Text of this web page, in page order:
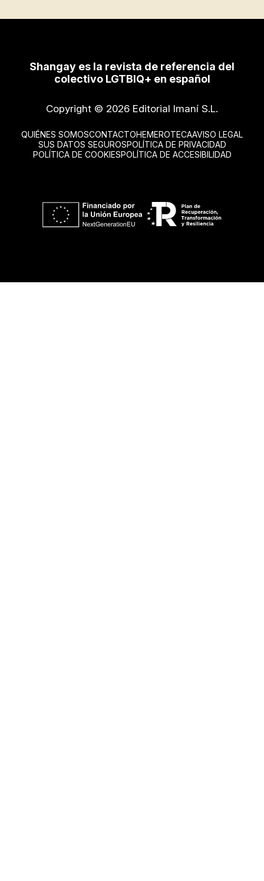
Shangay es la revista de referencia del
colectivo LGTBIQ+ en español
Copyright © 2026 Editorial Imaní S.L.
QUIÉNES SOMOSCONTACTOHEMEROTECAAVISO LEGAL
SUS DATOS SEGUROSPOLÍTICA DE PRIVACIDAD
POLÍTICA DE COOKIESPOLÍTICA DE ACCESIBILIDAD